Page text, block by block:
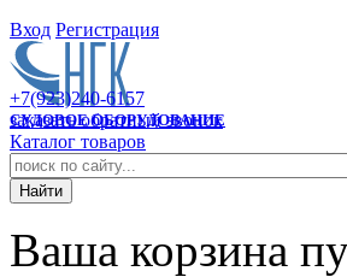
Вход Регистрация
СУДОВОЕ ОБОРУДОВАНИЕ
+7(923)240-6157
заказать обратный звонок
Каталог товаров
Ваша корзина